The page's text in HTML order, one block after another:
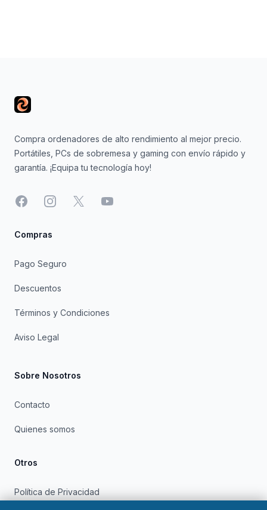
Compra ordenadores de alto rendimiento al mejor precio.
Portátiles, PCs de sobremesa y gaming con envío rápido y
garantía. ¡Equipa tu tecnología hoy!
FacebookInstagram
X YouTube
Compras
Pago Seguro
Descuentos
Términos y Condiciones
Aviso Legal
Sobre Nosotros
Contacto
Quienes somos
Otros
Política de Privacidad